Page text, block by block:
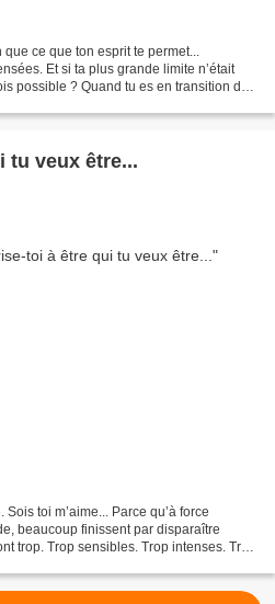
ce que ton esprit te permet...
Et si ta plus grande limite n’était
possible ? Quand tu es en transition de
tu veux être...
toi m’aime... Parce qu’à force
beaucoup finissent par disparaître
trop. Trop sensibles. Trop intenses. Trop